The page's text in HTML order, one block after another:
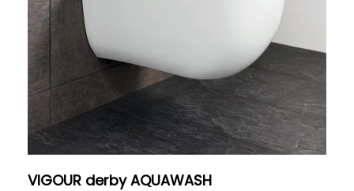
VIGOUR derby AQUAWASH